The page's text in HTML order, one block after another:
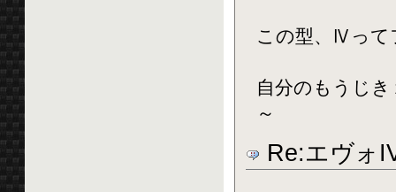
この型、Ⅳって
自分のもうじ
～
Re:エヴォ